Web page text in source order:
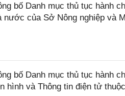
bố Danh mục thủ tục hành
nước của Sở Nông nghiệp và
bố Danh mục thủ tục hành
hình và Thông tin điện tử